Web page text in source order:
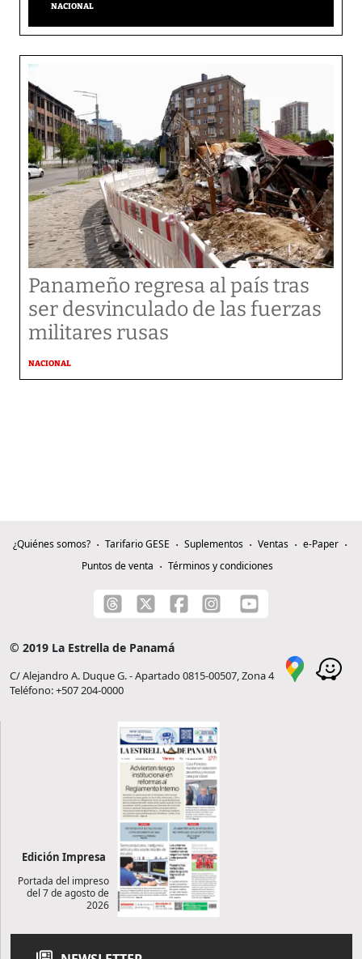
NACIONAL
Panameño regresa al país tras
ser desvinculado de las fuerzas
militares rusas
NACIONAL
¿Quiénes somos? Tarifario GESE Suplementos Ventas
e-Paper
Puntos de venta
Términos y condiciones
© 2019 La Estrella de Panamá
C/ Alejandro A. Duque G. - Apartado 0815-00507, Zona 4
Teléfono: +507 204-0000
Edición Impresa
Portada del impreso
del 7 de agosto de
2026